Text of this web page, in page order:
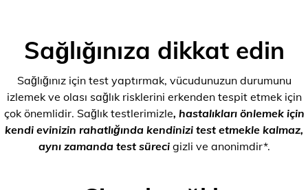
Sağlığınıza dikkat edin
Sağlığınız için test yaptırmak, vücudunuzun durumunu
izlemek ve olası sağlık risklerini erkenden tespit etmek için
çok önemlidir. Sağlık testlerimizle, hastalıkları önlemek için
kendi evinizin rahatlığında kendinizi test etmekle kalmaz,
aynı zamanda test süreci gizli ve anonimdir*.